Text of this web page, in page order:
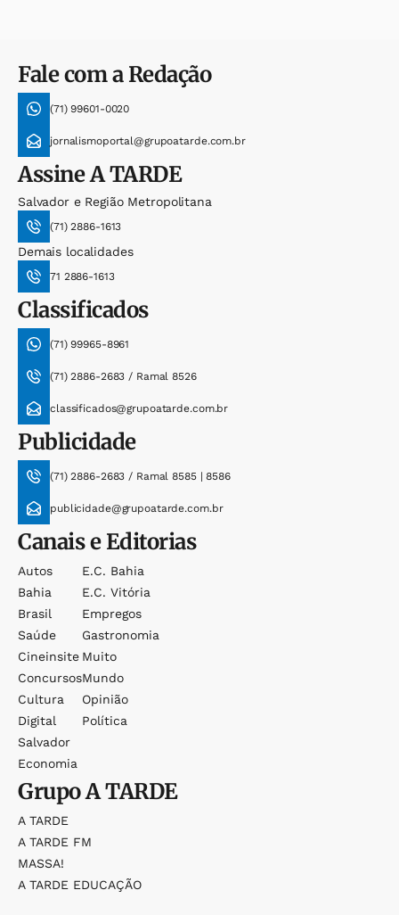
Fale com a Redação
(71) 99601-0020
jornalismoportal@grupoatarde.com.br
AssineA TARDE
Salvador e Região Metropolitana
(71) 2886-1613
Demais localidades
71 2886-1613
Classificados
(71) 99965-8961
(71) 2886-2683 / Ramal 8526
classificados@grupoatarde.com.br
Publicidade
(71) 2886-2683 / Ramal 8585 | 8586
publicidade@grupoatarde.com.br
Canais e Editorias
Autos
Bahia
Brasil
Saúde
Cineinsite
Concursos
Cultura
Digital
Salvador
Economia
E.c. Bahia
E.c. Vitória
Empregos
Gastronomia
Muito
Mundo
Opinião
Política
GrupoA TARDE
A TARDE
A TARDE FM
MASSA!
A TARDE EDUCAÇÃO